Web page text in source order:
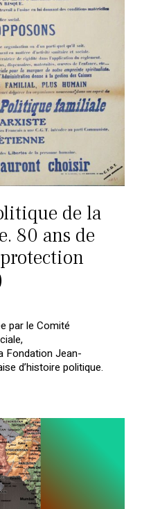
de la
80 ans de
par le Comité
Fondation Jean-
d’histoire politique.